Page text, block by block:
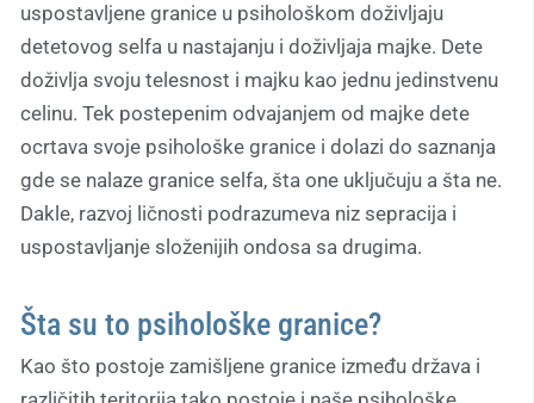
uspostavljene granice u psihološkom doživljaju
detetovog selfa u nastajanju i doživljaja majke. Dete
doživlja svoju telesnost i majku kao jednu jedinstvenu
celinu. Tek postepenim odvajanjem od majke dete
ocrtava svoje psihološke granice i dolazi do saznanja
gde se nalaze granice selfa, šta one uključuju a šta ne.
Dakle, razvoj ličnosti podrazumeva niz sepracija i
uspostavljanje složenijih ondosa sa drugima.
Šta su to psihološke granice?
Kao što postoje zamišljene granice između država i